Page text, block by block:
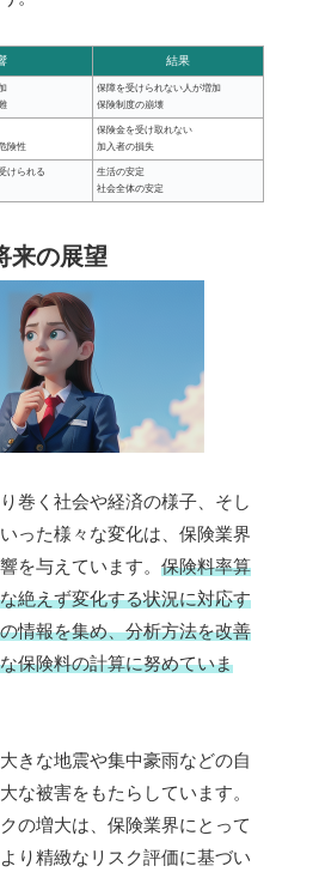
結果
保障を受けられない人が増加
保険制度の崩壊
険性
保険金を受け取れない
加入者の損失
けられる
生活の安定
社会全体の安定
来の展望
巻く社会や経済の様子、そし
った様々な変化は、保険業界
を与えています。 保険料率算
絶えず変化する状況に対応す
情報を集め、分析方法を改善
保険料の計算に努めていま
きな地震や集中豪雨などの自
な被害をもたらしています。
の増大は、保険業界にとって
り精緻なリスク評価に基づい